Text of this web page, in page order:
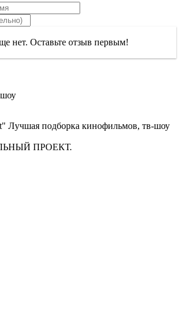
нет. Оставьте отзыв первым!
Лучшая подборка кинофильмов, тв-шоу
ПРОЕКТ.